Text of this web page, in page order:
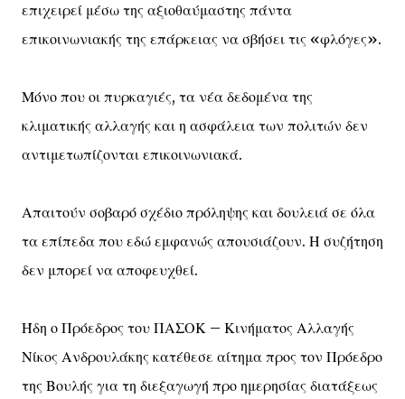
επιχειρεί μέσω της αξιοθαύμαστης πάντα
επικοινωνιακής της επάρκειας να σβήσει τις «φλόγες».
Μόνο που οι πυρκαγιές, τα νέα δεδομένα της
κλιματικής αλλαγής και η ασφάλεια των πολιτών δεν
αντιμετωπίζονται επικοινωνιακά.
Απαιτούν σοβαρό σχέδιο πρόληψης και δουλειά σε όλα
τα επίπεδα που εδώ εμφανώς απουσιάζουν. Η συζήτηση
δεν μπορεί να αποφευχθεί.
Ήδη ο Πρόεδρος του ΠΑΣΟΚ – Κινήματος Αλλαγής
Νίκος Ανδρουλάκης κατέθεσε αίτημα προς τον Πρόεδρο
της Βουλής για τη διεξαγωγή προ ημερησίας διατάξεως